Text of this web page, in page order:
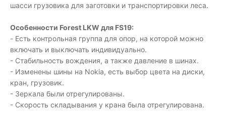
шасси грузовика для заготовки и транспортировки леса.
Особенности Forest LKW для FS19:
- Есть контрольная группа для опор, на которой можно
включать и выключать индивидуально.
- Стабильность вождения, а также давление в шинах.
- Изменены шины на Nokia, есть выбор цвета на диски,
кран, грузовик.
- Зеркала были отрегулированы.
- Скорость складывания у крана была отрегулирована.